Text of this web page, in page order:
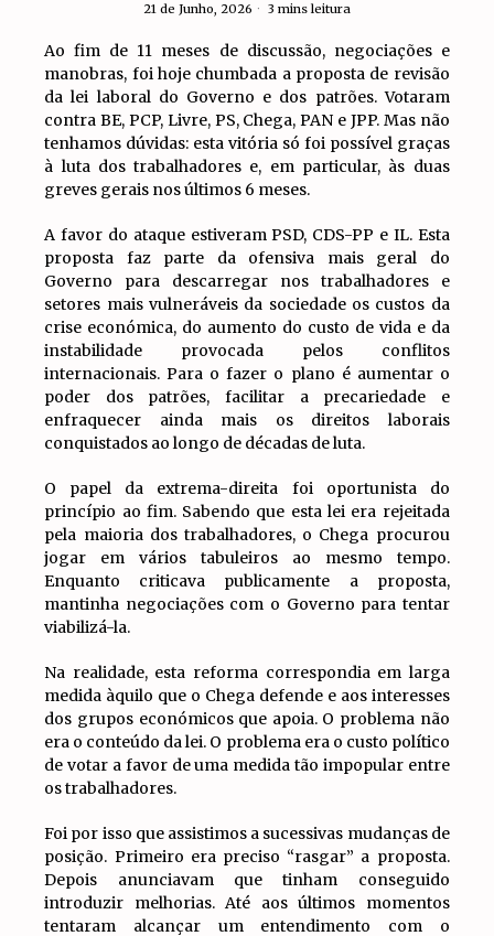
21 de Junho, 2026 3 mins leitura
Ao fim de 11 meses de discussão, negociações e
manobras, foi hoje chumbada a proposta de revisão
da lei laboral do Governo e dos patrões. Votaram
contra BE, PCP, Livre, PS, Chega, PAN e JPP. Mas não
tenhamos dúvidas: esta vitória só foi possível graças
à luta dos trabalhadores e, em particular, às duas
greves gerais nos últimos 6 meses.
A favor do ataque estiveram PSD, CDS-PP e IL. Esta
proposta faz parte da ofensiva mais geral do
Governo para descarregar nos trabalhadores e
setores mais vulneráveis da sociedade os custos da
crise económica, do aumento do custo de vida e da
instabilidade provocada pelos conflitos
internacionais. Para o fazer o plano é aumentar o
poder dos patrões, facilitar a precariedade e
enfraquecer ainda mais os direitos laborais
conquistados ao longo de décadas de luta.
O papel da extrema-direita foi oportunista do
princípio ao fim. Sabendo que esta lei era rejeitada
pela maioria dos trabalhadores, o Chega procurou
jogar em vários tabuleiros ao mesmo tempo.
Enquanto criticava publicamente a proposta,
mantinha negociações com o Governo para tentar
viabilizá-la.
Na realidade, esta reforma correspondia em larga
medida àquilo que o Chega defende e aos interesses
dos grupos económicos que apoia. O problema não
era o conteúdo da lei. O problema era o custo político
de votar a favor de uma medida tão impopular entre
os trabalhadores.
Foi por isso que assistimos a sucessivas mudanças de
posição. Primeiro era preciso “rasgar” a proposta.
Depois anunciavam que tinham conseguido
introduzir melhorias. Até aos últimos momentos
tentaram alcançar um entendimento com o